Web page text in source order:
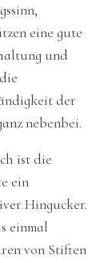
eine gute
und
der
nebenbei.
ist die
ein
Hingucker.
einmal
von Stiften